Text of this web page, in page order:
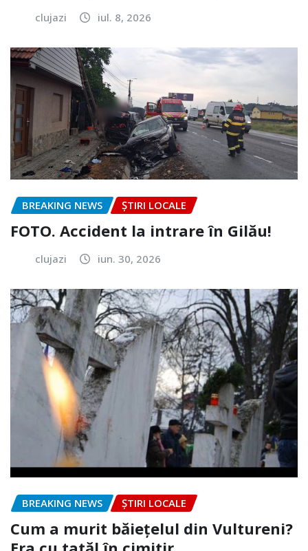
clujazi iul. 8, 2026
BREAKING NEWS ȘTIRI LOCALE
FOTO. Accident la intrare în Gilău!
clujazi iun. 30, 2026
BREAKING NEWS ȘTIRI LOCALE
Cum a murit băiețelul din Vultureni?